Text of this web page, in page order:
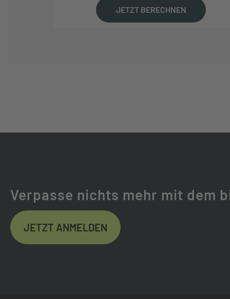
GANGANZAHL: 10
JETZT BERECHNEN
Verpasse nichts mehr mit dem
JETZT ANMELDEN